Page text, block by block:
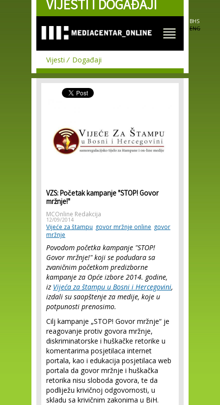
Skip to
main
VIJESTI I DOGAĐAJI
BHS
ENG
Vijesti Događaji
VZS: Početak kampanje "STOP! Govor
mržnje!"
MCOnline Redakcija
12/09/2014
Vijeće za štampu govor mržnje online govor
mržnje
Povodom početka kampanje "STOP!
Govor mržnje!" koji se podudara sa
zvaničnim početkom predizborne
kampanje za Opće izbore 2014. godine,
iz Vijeća za štampu u Bosni i Hercegovini,
izdali su saopštenje za medije, koje u
potpunosti prenosimo.
Cilj kampanje „STOP! Govor mržnje“ je
reagovanje protiv govora mržnje,
diskriminatorske i huškačke retorike u
komentarima posjetilaca internet
portala, kao i edukacija posjetilaca web
portala da govor mržnje i huškačka
retorika nisu sloboda govora, te da
podliježu krivičnoj odgovornosti, u
skladu sa krivičnim zakonima u BiH.